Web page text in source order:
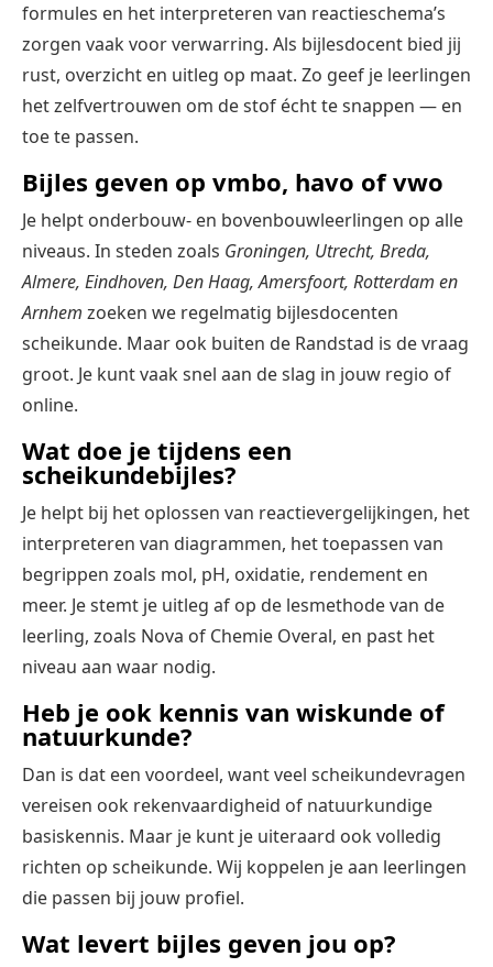
formules en het interpreteren van reactieschema’s
zorgen vaak voor verwarring. Als bijlesdocent bied jij
rust, overzicht en uitleg op maat. Zo geef je leerlingen
het zelfvertrouwen om de stof écht te snappen — en
toe te passen.
Bijles geven op vmbo, havo of vwo
Je helpt onderbouw- en bovenbouwleerlingen op alle
niveaus. In steden zoals Groningen, Utrecht, Breda,
Almere, Eindhoven, Den Haag, Amersfoort, Rotterdam en
Arnhem zoeken we regelmatig bijlesdocenten
scheikunde. Maar ook buiten de Randstad is de vraag
groot. Je kunt vaak snel aan de slag in jouw regio of
online.
Wat doe je tijdens een
scheikundebijles?
Je helpt bij het oplossen van reactievergelijkingen, het
interpreteren van diagrammen, het toepassen van
begrippen zoals mol, pH, oxidatie, rendement en
meer. Je stemt je uitleg af op de lesmethode van de
leerling, zoals Nova of Chemie Overal, en past het
niveau aan waar nodig.
Heb je ook kennis van wiskunde of
natuurkunde?
Dan is dat een voordeel, want veel scheikundevragen
vereisen ook rekenvaardigheid of natuurkundige
basiskennis. Maar je kunt je uiteraard ook volledig
richten op scheikunde. Wij koppelen je aan leerlingen
die passen bij jouw profiel.
Wat levert bijles geven jou op?